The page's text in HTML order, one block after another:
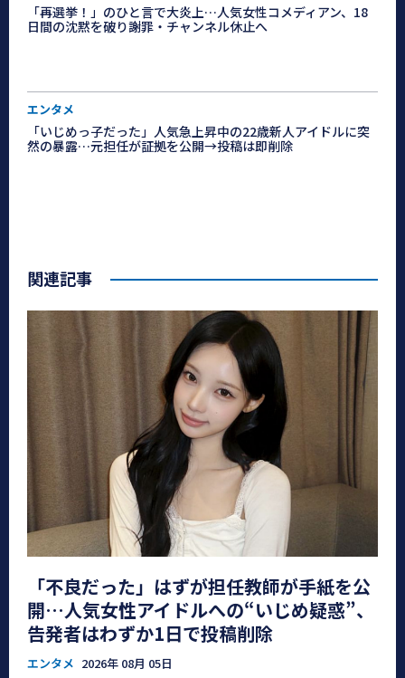
「再選挙！」のひと言で大炎上…人気女性コメディアン、18
日間の沈黙を破り謝罪・チャンネル休止へ
エンタメ
「いじめっ子だった」人気急上昇中の22歳新人アイドルに突
然の暴露…元担任が証拠を公開→投稿は即削除
関連記事
「不良だった」はずが担任教師が手紙を公
開…人気女性アイドルへの“いじめ疑惑”、
告発者はわずか1日で投稿削除
エンタメ 2026年 08月 05日